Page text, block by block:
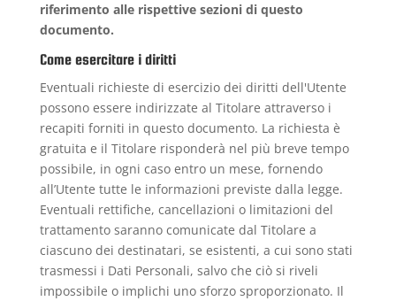
riferimento alle rispettive sezioni di questo
documento.
Come esercitare i diritti
Eventuali richieste di esercizio dei diritti dell'Utente
possono essere indirizzate al Titolare attraverso i
recapiti forniti in questo documento. La richiesta è
gratuita e il Titolare risponderà nel più breve tempo
possibile, in ogni caso entro un mese, fornendo
all’Utente tutte le informazioni previste dalla legge.
Eventuali rettifiche, cancellazioni o limitazioni del
trattamento saranno comunicate dal Titolare a
ciascuno dei destinatari, se esistenti, a cui sono stati
trasmessi i Dati Personali, salvo che ciò si riveli
impossibile o implichi uno sforzo sproporzionato. Il